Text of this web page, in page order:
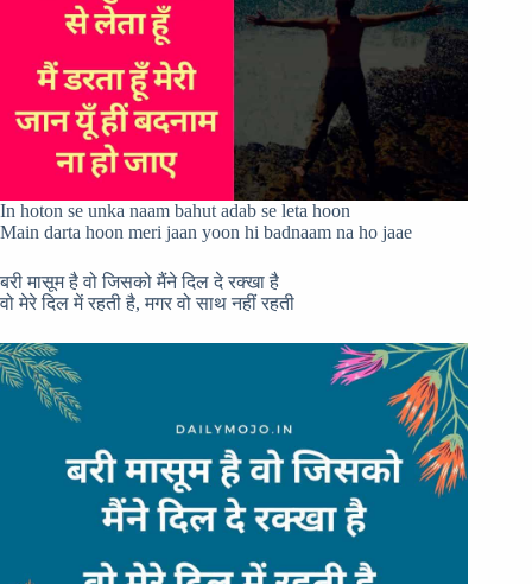
In hoton se unka naam bahut adab se leta hoon
Main darta hoon meri jaan yoon hi badnaam na ho jaae
बरी मासूम है वो जिसको मैंने दिल दे रक्खा है
वो मेरे दिल में रहती है, मगर वो साथ नहीं रहती